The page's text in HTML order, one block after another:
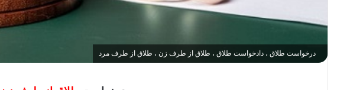
درخواست طلاق ، دادخواست طلاق ، طلاق از طرف زن ، طلاق از طرف مرد